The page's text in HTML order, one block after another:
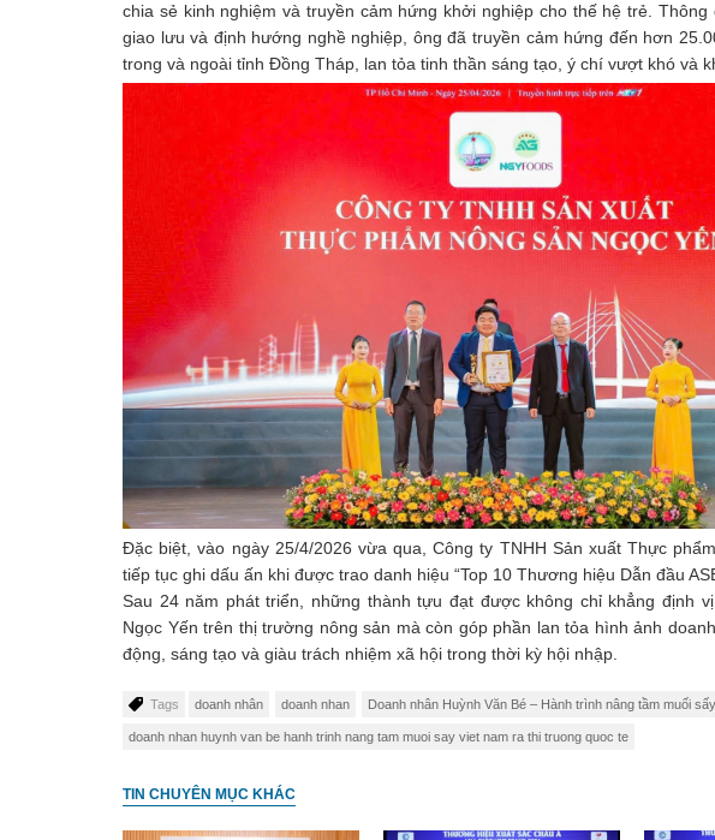
chia sẻ kinh nghiệm và truyền cảm hứng khởi nghiệp cho thế hệ trẻ.
giao lưu và định hướng nghề nghiệp, ông đã truyền cảm hứng đến hơn
trong và ngoài tỉnh Đồng Tháp, lan tỏa tinh thần sáng tạo, ý chí vượt khó và
Đặc biệt, vào ngày 25/4/2026 vừa qua, Công ty TNHH Sản xuất Thực
tiếp tục ghi dấu ấn khi được trao danh hiệu “Top 10 Thương hiệu Dẫn đầu
Sau 24 năm phát triển, những thành tựu đạt được không chỉ khẳng định
Ngọc Yến trên thị trường nông sản mà còn góp phần lan tỏa hình ảnh
động, sáng tạo và giàu trách nhiệm xã hội trong thời kỳ hội nhập.
Tags doanh nhân doanh nhan Doanh nhân Huỳnh Văn Bé – Hành trình nâng tầm muối
doanh nhan huynh van be hanh trinh nang tam muoi say viet nam ra thi truong quoc te
TIN CHUYÊN MỤC KHÁC